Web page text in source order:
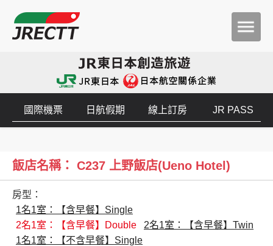
國際機票 日航假期 線上訂房 JR PASS
飯店名稱： C237 上野飯店(Ueno Hotel)
房型：
1名1室：【含早餐】Single
2名1室：【含早餐】Double
2名1室：【含早餐】Twin
1名1室：【不含早餐】Single